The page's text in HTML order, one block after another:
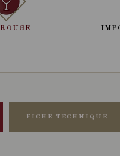
FICHE TECHNIQUE